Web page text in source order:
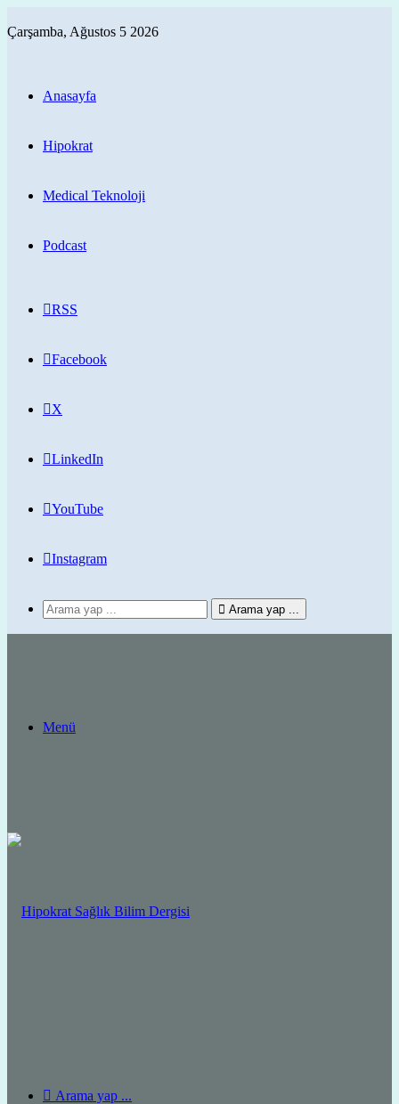
Çarşamba, Ağustos 5 2026
Anasayfa
Hipokrat
Medical Teknoloji
Podcast
RSS
Facebook
X
LinkedIn
YouTube
Instagram
Arama yap ...
Menü
Arama yap ...